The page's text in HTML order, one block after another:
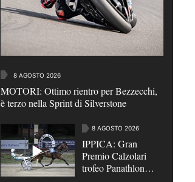
8 AGOSTO 2026
MOTORI: Ottimo rientro per Bezzecchi,
è terzo nella Sprint di Silverstone
8 AGOSTO 2026
IPPICA: Gran
Premio Calzolari
trofeo Panathlon